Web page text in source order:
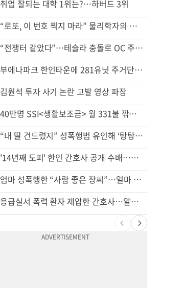
취업 잘되는 대학 1위는?…하버드 3위
“로또, 이 번호 찍지 마라” 물리학자의 당첨금 높이는 비밀
“전쟁터 같았다”…테슬라 충돌로 OC 주택 4채 파손
부에나파크 한인타운에 281유닛 주거단지 들어선다
김원석 투자 사기 논란 고발 영상 파장
40만명 SSI<생활보조금> 월 331불 깎이나
“내 딸 건드렸지” 성폭행범 유인해 ‘탕탕’…아빠의 복수 결말
'14년째 도피' 한인 간호사 공개 수배…메디케어 사기 유죄
엄마 성폭행한 “사람 좋은 장씨”…얼마 뒤 딸 배도 불러왔다
응급실서 폭력 환자 제압한 간호사…알고 보니